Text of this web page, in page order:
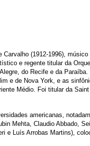
(1912-1996),
e regente titular da
do Recife e da
e de Nova York, e as
Médio. Foi titular da
americanas,
Mehta, Claudio Abbado,
e Luís Arrobas Martins),